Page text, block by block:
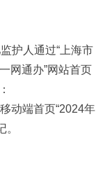
人通过“上海市
网通办”网站首页
动端首页“2024年